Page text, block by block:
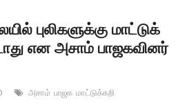
புலிகளுக்கு மாட்டுக்
என அசாம் பாஜகவினர்
அசாம் பாஜக மாட்டுக்கறி